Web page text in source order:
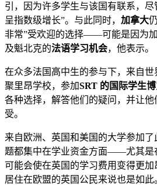
引，因为许多学生与该国有联系，尽
呈指数级增长”。与此同时， 加拿大
非常”受欢迎的选择——可能是因为
及魁北克的法语学习机会，他表示。
在众多法国高中生的参与下，来自
聚里昂学校，参加SRT 的国际学生
各种选择，解答他们的疑问，并让
受。
来自欧洲、英国和美国的大学参加
题都集中在学业资金方面——尤其是
可能会使在英国的学习费用变得更
居住在欧盟的英国公民来说也是如此